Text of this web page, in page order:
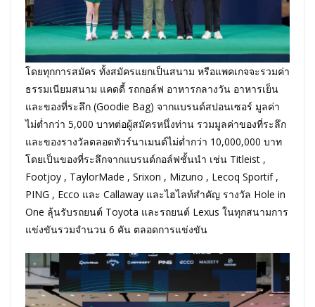
โดยทุกการสมัคร ทั้งสมัครแยกเป็นสนาม หรือแพคเกจจะรวมค่า
ธรรมเนียมสนาม แคดดี้ รถกอล์ฟ อาหารกลางวัน อาหารเย็น
และของที่ระลึก (Goodie Bag) จากแบรนด์สปอนเซอร์ มูลค่า
ไม่ต่ำกว่า 5,000 บาทต่อผู้สมัครหนึ่งท่าน รวมมูลค่าของที่ระลึก
และของรางวัลตลอดทัวร์นาเมนต์ไม่ต่ำกว่า 10,000,000 บาท
โดยเป็นของที่ระลึกจากแบรนด์กอล์ฟชั้นนำ เช่น Titleist ,
Footjoy , TaylorMade , Srixon , Mizuno , Lecoq Sportif ,
PING , Ecco และ Callaway และไฮไลท์สำคัญ รางวัล Hole in
One ลุ้นรับรถยนต์ Toyota และรถยนต์ Lexus ในทุกสนามการ
แข่งขันรวมจำนวน 6 คัน ตลอดการแข่งขัน